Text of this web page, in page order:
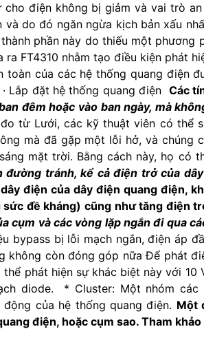
điện không bị giảm và vai trò
do đó ngăn ngừa kịch bản xấu
phần này do thiếu một phương
FT4310 nhằm tạo điều kiện phát
toàn của các hệ thống quang điện
Lắp đặt hệ thống quang điện Các
đêm hoặc vào ban ngày, mà
từ Lưới, các kỹ thuật viên có thể
mà đã gặp một lỗi hở, và chúng
mặt trời. Bằng cách này, họ có
đường tránh, kể cả điện trở của dây
điện của dây điện quang điện,
đề kháng) cũng như tăng điện
cụm và các vòng lặp ngắn đi qua
bypass bị lỗi mạch ngắn, điện áp
không còn đóng góp nữa Để phát
phát hiện sự khác biệt này với
diode. * Cluster: Một nhóm
của hệ thống quang điện. Một
điện, hoặc cụm sao. Tham khảo